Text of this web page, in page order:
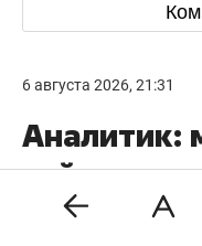
6 августа 2026, 21:31
Аналитик:
сейчас
в